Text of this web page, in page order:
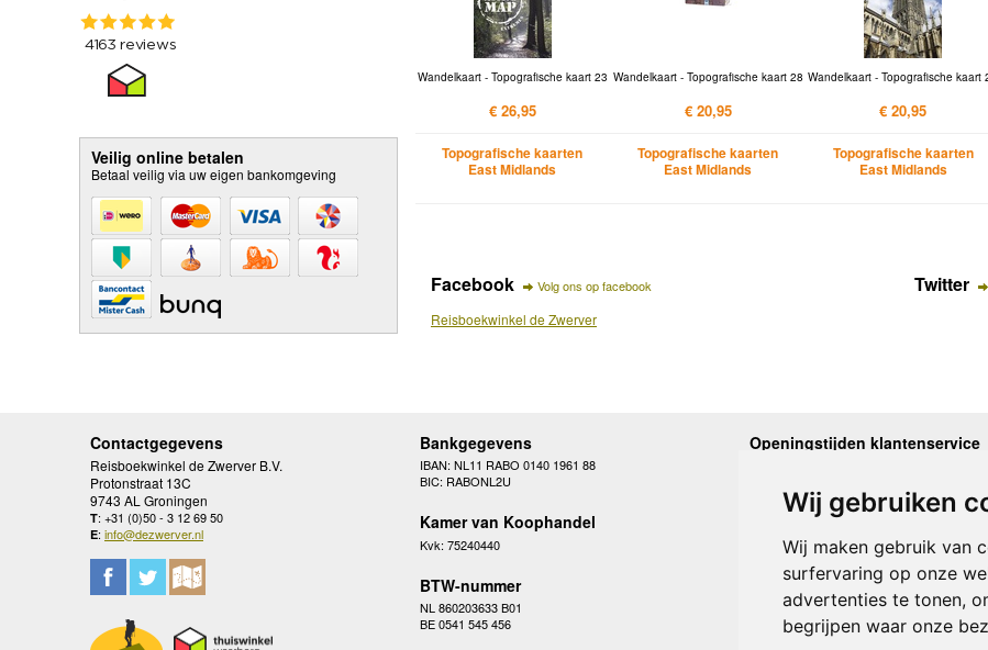
Wij gebruiken
Wij maken gebruik van
surfervaring op onze
advertenties te tonen,
begrijpen waar onze
Veilig online betalen
Betaal veilig via uw eigen bankomgeving
Wandelkaart - Topografische kaart 23
€ 26,95
Topografische kaarten
East Midlands
Wandelkaart - Topografische kaart 28
€ 20,95
Topografische kaarten
East Midlands
Wandelkaart - Topografische kaart
€ 20,95
Topografische kaarten
East Midlands
Facebook Volg ons op facebook
Reisboekwinkel de Zwerver
Twitter
Contactgegevens
Reisboekwinkel de Zwerver B.V.
Protonstraat 13C
9743 AL Groningen
T: +31 (0)50 - 3 12 69 50
E: info@dezwerver.nl
Bankgegevens
IBAN: NL11 RABO 0140 1961 88
BIC: RABONL2U
Kamer van Koophandel
Kvk: 75240440
BTW-nummer
NL 860203633 B01
BE 0541 545 456
Openingstijden klantenservice
Woensdag
10.00 - 12.30 en
Donderdag
Vrijdag
10.00 - 12.30 en
Zaterdag
gesloten
Zondag
gesloten